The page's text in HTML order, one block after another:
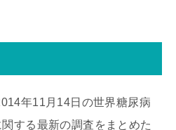
年11月14日の世界糖尿病
する最新の調査をまとめた